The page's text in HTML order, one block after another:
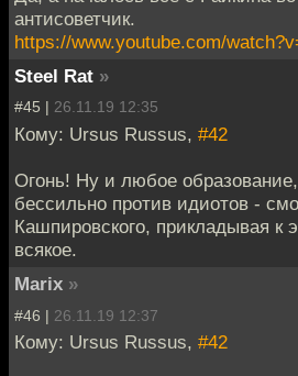
антисоветчик.
https://www.youtube.com/
Steel Rat »
#45 | 26.11.19 12:35
Кому: Ursus Russus, #42
Огонь! Ну и любое образование,
бессильно против идиотов -
Кашпировского, прикладывая к
всякое.
Marix »
#46 | 26.11.19 12:37
Кому: Ursus Russus, #42